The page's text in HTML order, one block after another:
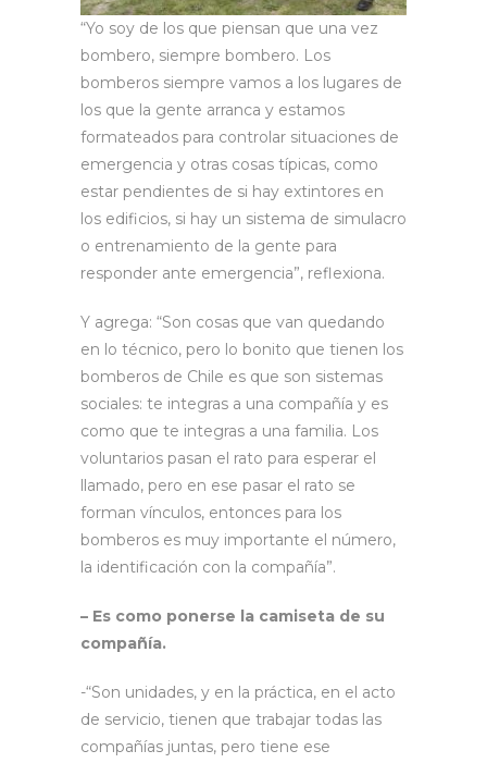
“Yo soy de los que piensan que una vez
bombero, siempre bombero. Los
bomberos siempre vamos a los lugares de
los que la gente arranca y estamos
formateados para controlar situaciones de
emergencia y otras cosas típicas, como
estar pendientes de si hay extintores en
los edificios, si hay un sistema de simulacro
o entrenamiento de la gente para
responder ante emergencia”, reflexiona.
Y agrega: “Son cosas que van quedando
en lo técnico, pero lo bonito que tienen los
bomberos de Chile es que son sistemas
sociales: te integras a una compañía y es
como que te integras a una familia. Los
voluntarios pasan el rato para esperar el
llamado, pero en ese pasar el rato se
forman vínculos, entonces para los
bomberos es muy importante el número,
la identificación con la compañía”.
– Es como ponerse la camiseta de su
compañía.
-“Son unidades, y en la práctica, en el acto
de servicio, tienen que trabajar todas las
compañías juntas, pero tiene ese